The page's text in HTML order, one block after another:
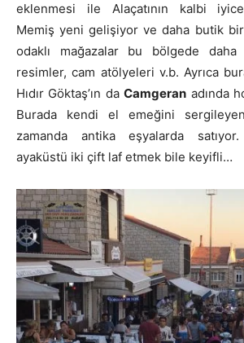
eklenmesi ile Alaçatının kalbi
Memiş yeni gelişiyor ve daha butik bir
odaklı mağazalar bu bölgede
resimler, cam atölyeleri v.b. Ayrıca
Hıdır Göktaş’ın daCamgeran adında
Burada kendi el emeğini
zamanda antika eşyalarda
ayaküstü iki çift laf etmek bile keyifli…